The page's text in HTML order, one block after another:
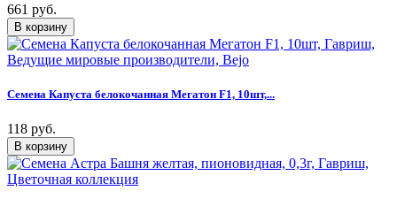
661 руб.
Семена Капуста белокочанная Мегатон F1, 10шт,...
118 руб.